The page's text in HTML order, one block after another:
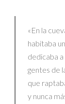
«En la
habitaba
dedicaba
gentes de
que
y nunca